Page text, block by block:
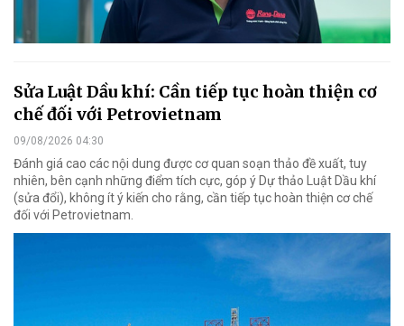
Sửa Luật Dầu khí: Cần tiếp tục hoàn thiện cơ
chế đối với Petrovietnam
09/08/2026 04:30
Đánh giá cao các nội dung được cơ quan soạn thảo đề xuất, tuy
nhiên, bên cạnh những điểm tích cực, góp ý Dự thảo Luật Dầu khí
(sửa đổi), không ít ý kiến cho rằng, cần tiếp tục hoàn thiện cơ chế
đối với Petrovietnam.